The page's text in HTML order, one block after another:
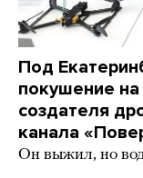
Под
покушение
создателя
канала
Он выжил, но